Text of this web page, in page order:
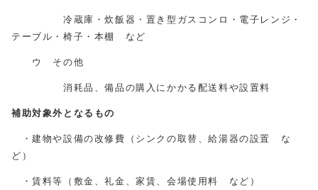
冷蔵庫・炊飯器・置き型ガスコンロ・電子レンジ・
テーブル・椅子・本棚 など
ウ その他
消耗品、備品の購入にかかる配送料や設置料
補助対象外となるもの
・建物や設備の改修費（シンクの取替、給湯器の設置 な
ど）
・賃料等（敷金、礼金、家賃、会場使用料 など）